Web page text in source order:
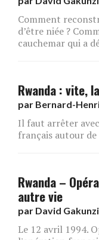
Comment
d’être niée ?
cauchemar qui a
Rwanda : vite,
par Bernard-
Il faut arrêter
français autour
Rwanda –
autre vie
par David Gakunzi
Le 12 avril 1994.